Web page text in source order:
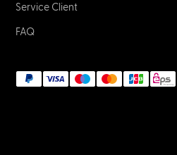
Service Client
FAQ